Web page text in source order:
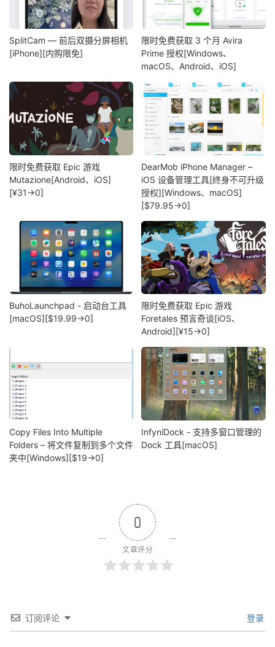
SplitCam — 前后双摄分屏相机
[iPhone][内购限免]
限时免费获取 3 个月 Avira
Prime 授权[Windows、
macOS、Android、iOS]
限时免费获取 Epic 游戏
Mutazione[Android、iOS]
[¥31→0]
DearMob iPhone Manager –
iOS 设备管理工具[终身不可升级
授权][Windows、macOS]
[$79.95→0]
BuhoLaunchpad - 启动台工具
[macOS][$19.99→0]
限时免费获取 Epic 游戏
Foretales 预言奇谈[iOS、
Android][¥15→0]
Copy Files Into Multiple
Folders – 将文件复制到多个文件
夹中[Windows][$19→0]
InfyniDock - 支持多窗口管理的
Dock 工具[macOS]
0
文章评分
订阅评论 登录